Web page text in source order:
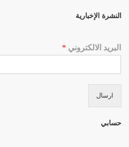
النشرة الإخبارية
البريد الالكتروني *
ارسال
حسابي